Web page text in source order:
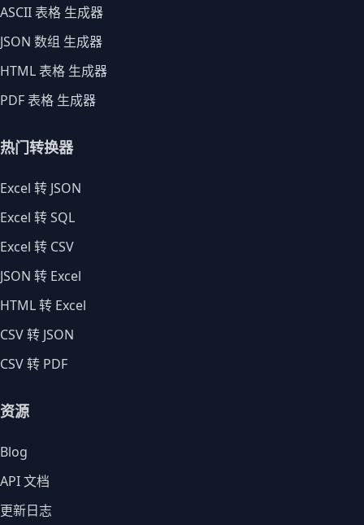
ASCII 表格 生成器
JSON 数组 生成器
HTML 表格 生成器
PDF 表格 生成器
热门转换器
Excel 转 JSON
Excel 转 SQL
Excel 转 CSV
JSON 转 Excel
HTML 转 Excel
CSV 转 JSON
CSV 转 PDF
资源
Blog
API 文档
更新日志